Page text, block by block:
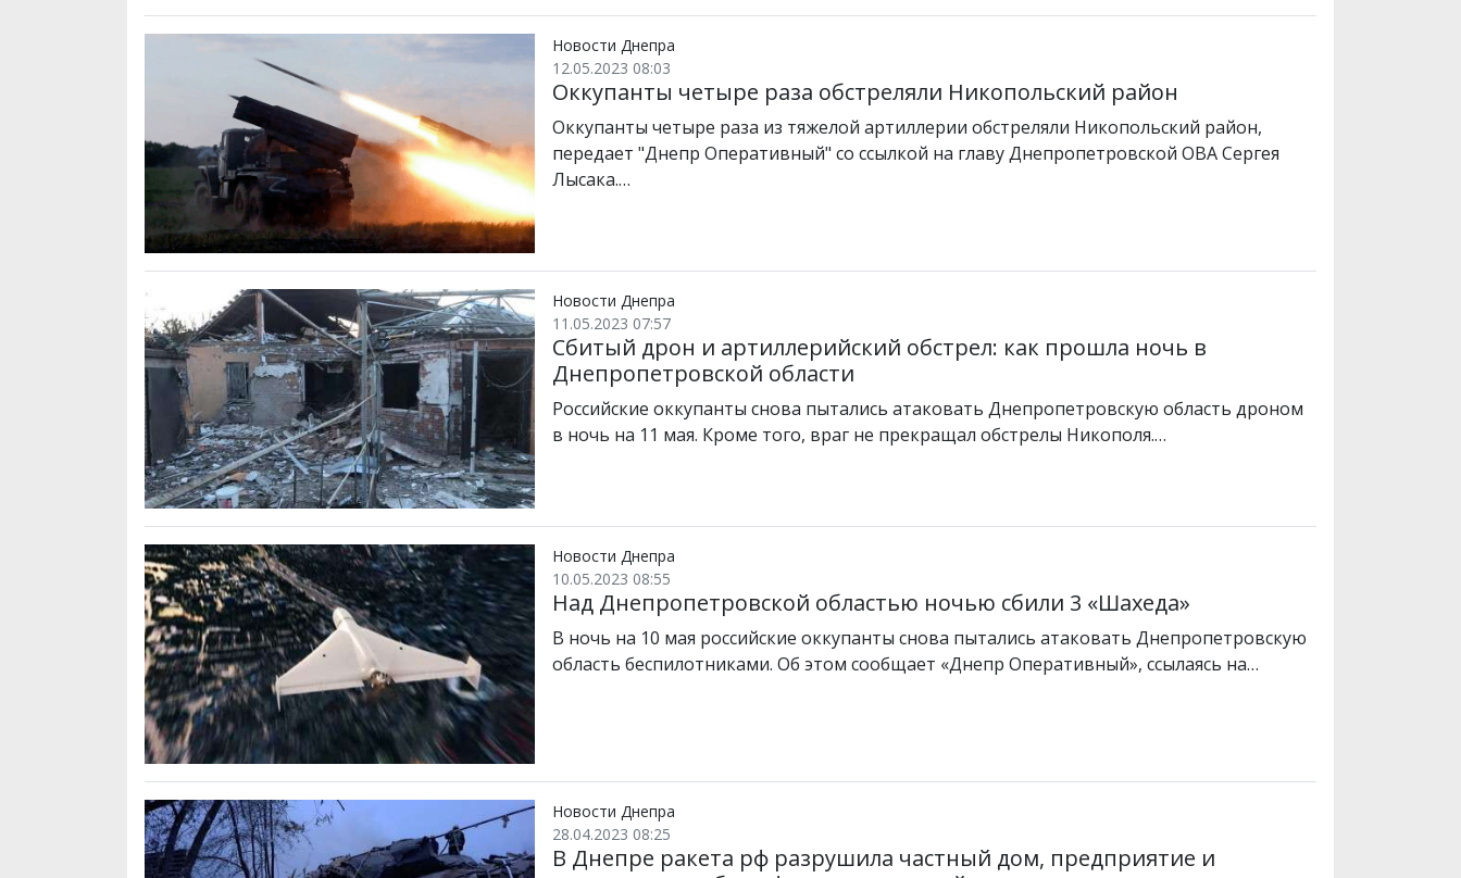
Новости Днепра
12.05.2023 08:03
Оккупанты четыре раза обстреляли Никопольский район
Оккупанты четыре раза из тяжелой артиллерии обстреляли Никопольский район,
передает "Днепр Оперативный" со ссылкой на главу Днепропетровской ОВА Сергея
Лысака.…
Новости Днепра
11.05.2023 07:57
Сбитый дрон и артиллерийский обстрел: как прошла ночь в
Днепропетровской области
Российские оккупанты снова пытались атаковать Днепропетровскую область дроном
в ночь на 11 мая. Кроме того, враг не прекращал обстрелы Никополя.…
Новости Днепра
10.05.2023 08:55
Над Днепропетровской областью ночью сбили 3 «Шахеда»
В ночь на 10 мая российские оккупанты снова пытались атаковать Днепропетровскую
область беспилотниками. Об этом сообщает «Днепр Оперативный», ссылаясь на…
Новости Днепра
28.04.2023 08:25
В Днепре ракета рф разрушила частный дом, предприятие и